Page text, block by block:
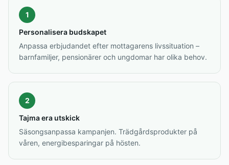
1
Personalisera budskapet
Anpassa erbjudandet efter mottagarens livssituation –
barnfamiljer, pensionärer och ungdomar har olika behov.
2
Tajma era utskick
Säsongsanpassa kampanjen. Trädgårdsprodukter på
våren, energibesparingar på hösten.